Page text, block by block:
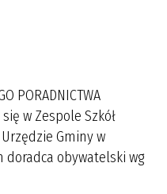
PORADNICTWA
w Zespole Szkół
Gminy w
doradca obywatelski wg